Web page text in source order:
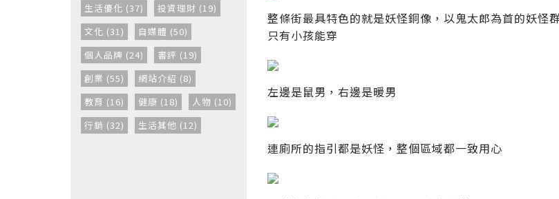
生活優化 (37)
投資理財 (19)
文化 (31)
自媒體 (50)
個人品牌 (24)
書評 (19)
創業 (55)
網站介紹 (8)
教育 (16)
健康 (18)
人物 (10)
行銷 (32)
生活其他 (12)
整條街最具特色的就是妖怪銅像，以鬼太郎為首的妖怪
只有小孩能穿
左邊是鼠男，右邊是暖男
連廁所的指引都是妖怪，整個區域都一致用心